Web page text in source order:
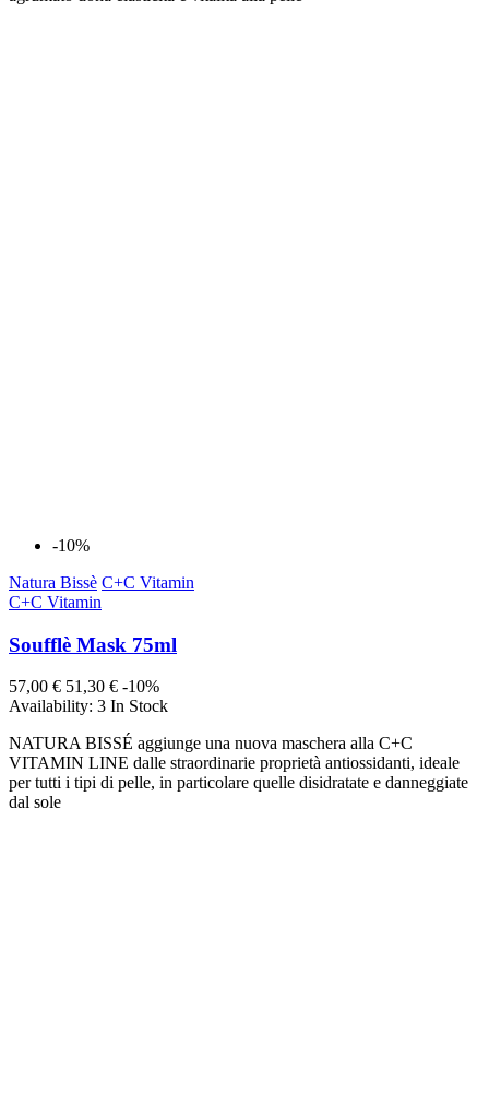
-10%
Natura Bissè C+C Vitamin
C+C Vitamin
Soufflè Mask 75ml
57,00 € 51,30 € -10%
Availability: 3 In Stock
NATURA BISSÉ aggiunge una nuova maschera alla C+C
VITAMIN LINE dalle straordinarie proprietà antiossidanti, ideale
per tutti i tipi di pelle, in particolare quelle disidratate e danneggiate
dal sole